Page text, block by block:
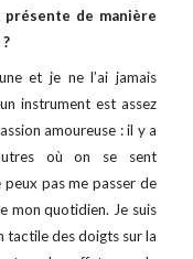
de manière
et je ne l’ai jamais
instrument est assez
amoureuse : il y a
où on se sent
pas me passer de
mon quotidien. Je suis
tactile des doigts sur la